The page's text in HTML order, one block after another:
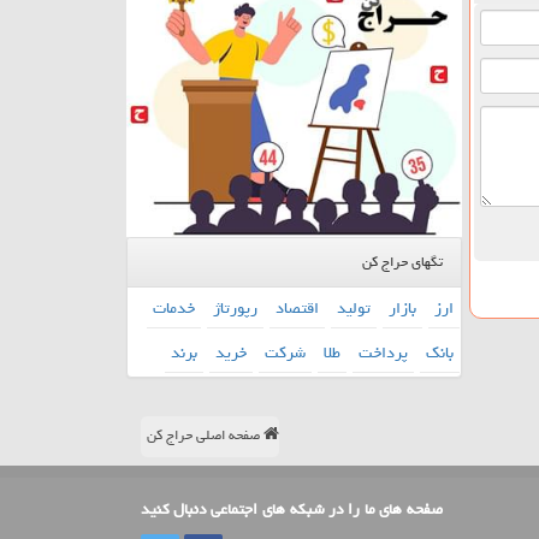
تگهای حراج کن
ارز بازار تولید اقتصاد رپورتاژ خدمات
بانك پرداخت طلا شركت خرید برند
صفحه اصلی حراج کن
صفحه های ما را در شبکه های اجتماعی دنبال کنید